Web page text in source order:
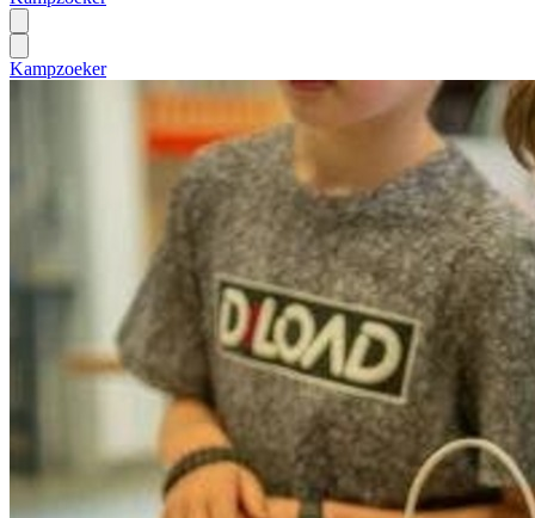
Kampzoeker